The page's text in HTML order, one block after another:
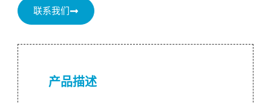
联系我们
产品描述